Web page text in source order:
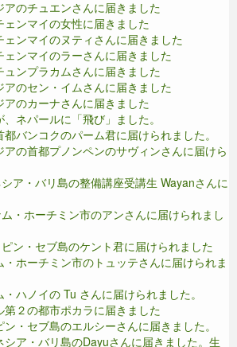
アのチュエンさんに届きました
ェンマイの女性に届きました
ェンマイのヌティさんに届きました
ェンマイのラーさんに届きました
ュンプラカムさんに届きました
アのセン・イムさんに届きました
アのカーナさんに届きました
ネパールに「飛び」ました。
バンコクのパーム君に届けられました。
アの首都プノンペンのサヴィンさんに届けら
ア・バリ島の整備講座受講生 Wayanさんに
・ホーチミン市のアンさんに届けられまし
ン・セブ島のケント君に届けられました
・ホーチミン市のトュッテさんに届けられま
ハノイの Tu さんに届けられました。
第２の都市ポカラに届きました
・セブ島のエルシーさんに届きました。
シア・バリ島のDayuさんに届きました。生